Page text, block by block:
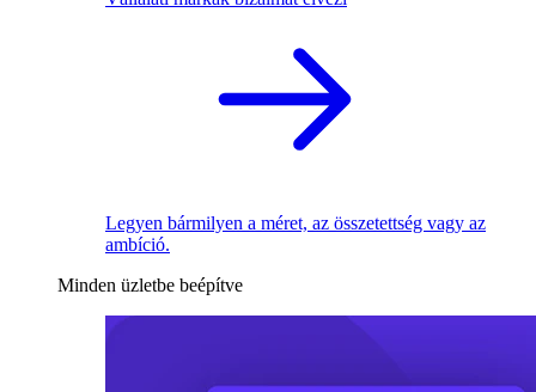
Legyen bármilyen a méret, az összetettség vagy az
ambíció.
Minden üzletbe beépítve